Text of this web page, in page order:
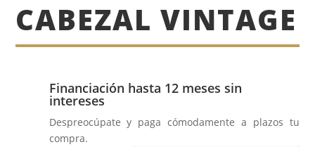
CABEZAL VINTAGE
Financiación hasta 12 meses sin
intereses
Despreocúpate y paga cómodamente a plazos tu
compra.